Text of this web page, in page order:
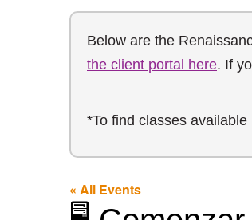
Below are the
the client portal here. If
*To find classes available
« All Events